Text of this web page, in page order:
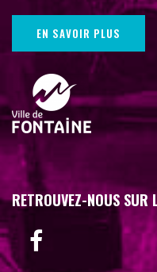
EN SAVOIR PLUS
RETROUVEZ-NOUS SUR